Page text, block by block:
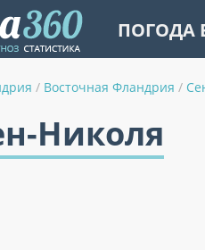
ПОГОДА
/ Восточная Фландрия /
Николя